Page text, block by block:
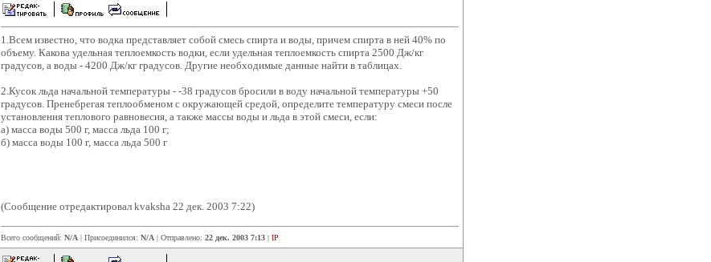
1.Всем известно, что водка представляет собой смесь спирта и воды, причем спирта в ней 40% по
объему. Какова удельная теплоемкость водки, если удельная теплоемкость спирта 2500 Дж/кг
градусов, а воды - 4200 Дж/кг градусов. Другие необходимые данные найти в таблицах.
2.Кусок льда начальной температуры - -38 градусов бросили в воду начальной температуры +50
градусов. Пренебрегая теплообменом с окружающей средой, определите температуру смеси после
установления теплового равновесия, а также массы воды и льда в этой смеси, если:
а) масса воды 500 г, масса льда 100 г;
б) масса воды 100 г, масса льда 500 г
(Сообщение отредактировал kvaksha 22 дек. 2003 7:22)
Всего сообщений: N/A | Присоединился: N/A | Отправлено: 22 дек. 2003 7:13 | IP